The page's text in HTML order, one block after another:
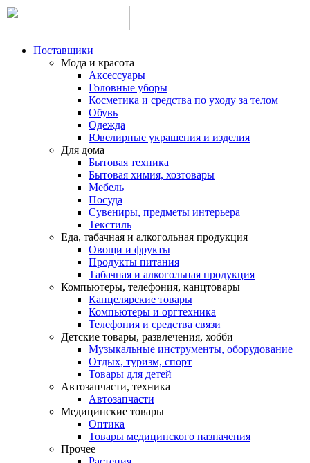
Поставщики
Мода и красота
Аксессуары
Головные уборы
Косметика и средства по уходу за телом
Обувь
Одежда
Ювелирные украшения и изделия
Для дома
Бытовая техника
Бытовая химия, хозтовары
Мебель
Посуда
Сувениры, предметы интерьера
Текстиль
Еда, табачная и алкогольная продукция
Овощи и фрукты
Продукты питания
Табачная и алкогольная продукция
Компьютеры, телефония, канцтовары
Канцелярские товары
Компьютеры и оргтехника
Телефония и средства связи
Детские товары, развлечения, хобби
Музыкальные инструменты, оборудование
Отдых, туризм, спорт
Товары для детей
Автозапчасти, техника
Автозапчасти
Медицинские товары
Оптика
Товары медицинского назначения
Прочее